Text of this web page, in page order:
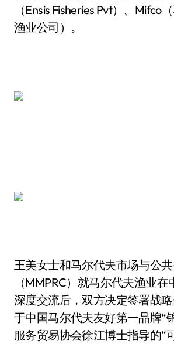
（Ensis Fisheries Pvt）、Mifco
渔业公司）。
王美女士和马尔代夫市场与公
（MMPRC）就马尔代夫渔业
深度交流后，双方决定签署战
于中国马尔代夫友好第一品牌“
服务贸易协会徐江博士指导的“